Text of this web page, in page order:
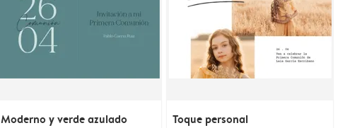
Moderno y verde azulado Toque personal